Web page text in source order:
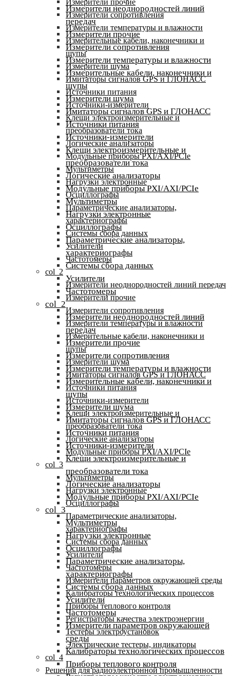
Измерители прочие
Измерители сопротивления
Измерители температуры и влажности
Измерительные кабели, наконечники и
щупы
Измерители шума
Имитаторы сигналов GPS и ГЛОНАСС
Источники питания
Источники-измерители
Клещи электроизмерительные и
преобразователи тока
Логические анализаторы
Модульные приборы PXI/AXI/PCIe
Мультиметры
Нагрузки электронные
Осциллографы
Параметрические анализаторы,
характериографы
Системы сбора данных
Усилители
Частотомеры
col_2
Измерители неоднородностей линий передач
Измерители прочие
Измерители сопротивления
Измерители температуры и влажности
Измерительные кабели, наконечники и
щупы
Измерители шума
Имитаторы сигналов GPS и ГЛОНАСС
Источники питания
Источники-измерители
Клещи электроизмерительные и
преобразователи тока
Логические анализаторы
Модульные приборы PXI/AXI/PCIe
col_3
Мультиметры
Нагрузки электронные
Осциллографы
Параметрические анализаторы,
характериографы
Системы сбора данных
Усилители
Частотомеры
Измерители параметров окружающей среды
Калибраторы технологических процессов
Приборы теплового контроля
Регистраторы качества электроэнергии
Тестеры электроустановок
Электрические тестеры, индикаторы
col_4
Решения для радиоэлектронной промышленности
Измерители неоднородностей линий
передач
Измерители прочие
Измерители сопротивления
Измерители температуры и влажности
Измерительные кабели, наконечники и
щупы
Измерители шума
Имитаторы сигналов GPS и ГЛОНАСС
Источники питания
Источники-измерители
Клещи электроизмерительные и
преобразователи тока
Логические анализаторы
Модульные приборы PXI/AXI/PCIe
Мультиметры
Нагрузки электронные
Осциллографы
Параметрические анализаторы,
характериографы
Системы сбора данных
Усилители
Частотомеры
col_2
Измерители неоднородностей линий
передач
Измерители прочие
Измерители сопротивления
Измерители температуры и влажности
Измерительные кабели, наконечники и
щупы
Измерители шума
Имитаторы сигналов GPS и ГЛОНАСС
Источники питания
Источники-измерители
Клещи электроизмерительные и
преобразователи тока
Логические анализаторы
Модульные приборы PXI/AXI/PCIe
col_3
Мультиметры
Нагрузки электронные
Осциллографы
Параметрические анализаторы,
характериографы
Системы сбора данных
Усилители
Частотомеры
Измерители параметров окружающей
среды
Калибраторы технологических процессов
Приборы теплового контроля